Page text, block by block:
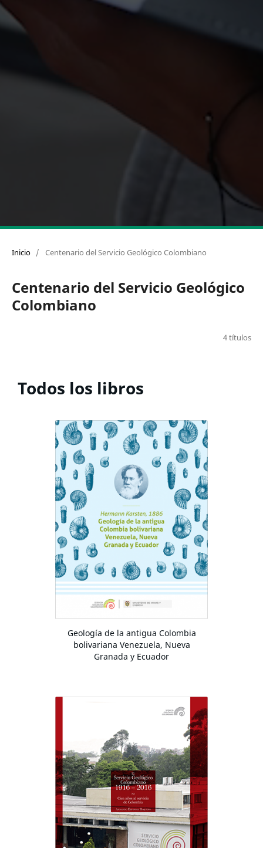
Inicio / Centenario del Servicio Geológico Colombiano
Centenario del Servicio Geológico
Colombiano
4 títulos
Todos los libros
Geología de la antigua Colombia
bolivariana Venezuela, Nueva
Granada y Ecuador